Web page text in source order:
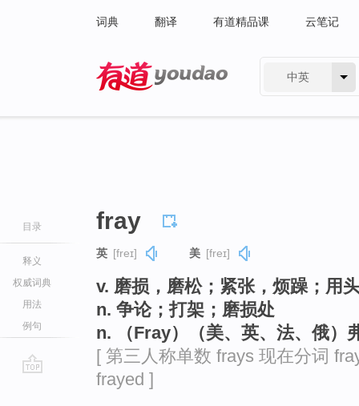
词典 翻译 有道精品课 云笔记
中英
目录
释义
权威词典
用法
例句
fray
英 [freɪ] 美 [freɪ]
v. 磨损，磨松；紧张，烦躁；用
n. 争论；打架；磨损处
n. （Fray）（美、英、法、俄）
[ 第三人称单数 frays 现在分词
frayed ]